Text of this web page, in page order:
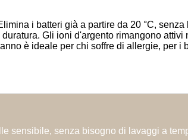
i batteri già a partire da 20 °C,
Gli ioni d'argento rimangono attivi
è ideale per chi soffre di allergie, per i
sensibile, senza bisogno di lavaggi a